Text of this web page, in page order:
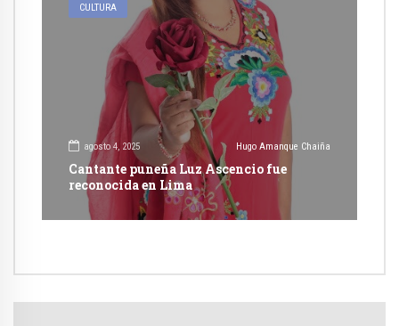
CULTURA
agosto 4, 2025 Hugo Amanque Chaiña
Cantante puneña Luz Ascencio fue
reconocida en Lima